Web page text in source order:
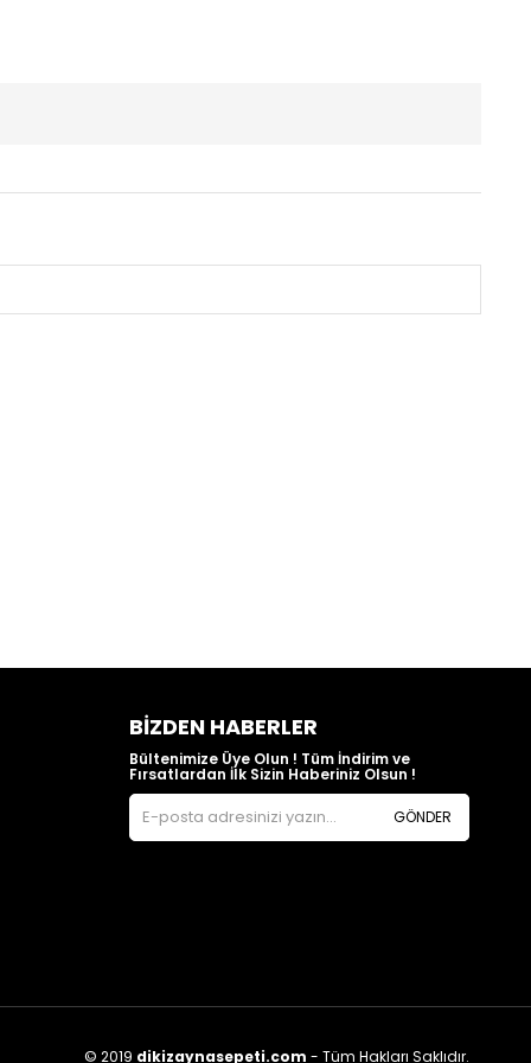
BIZDEN HABERLER
Bültenimize Üye Olun ! Tüm İndirim ve
Fırsatlardan İlk Sizin Haberiniz Olsun !
GÖNDER
© 2019 dikizaynasepeti.com - Tüm Hakları Saklıdır.